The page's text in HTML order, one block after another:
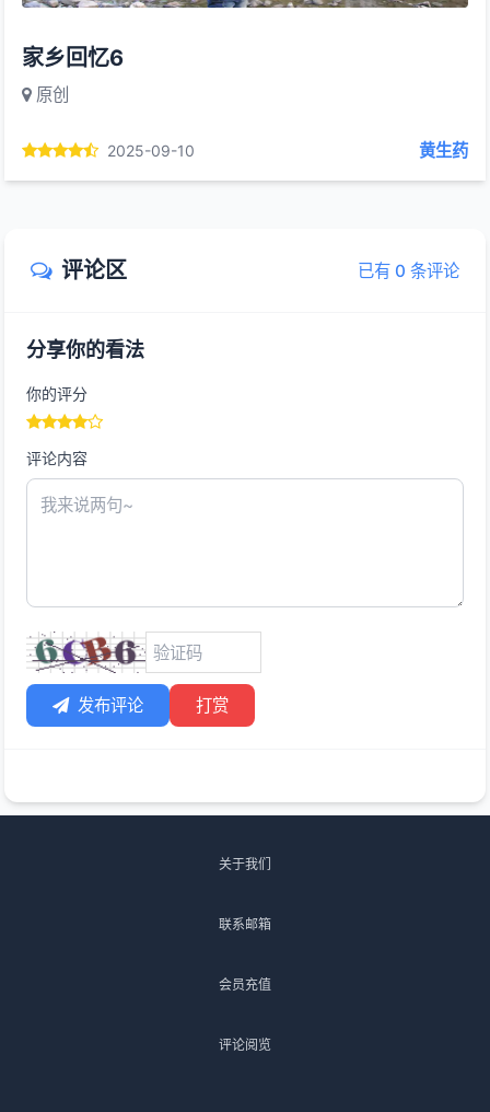
家乡回忆6
原创
2025-09-10 黄生药
评论区 已有 0 条评论
分享你的看法
你的评分
评论内容
发布评论 打赏
关于我们
联系邮箱
会员充值
评论阅览